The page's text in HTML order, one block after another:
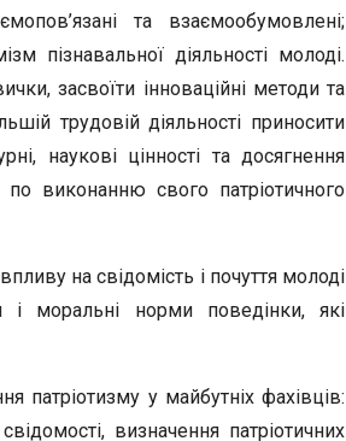
та взаємообумовлені;
пізнавальної діяльності молоді.
засвоїти інноваційні методи та
трудовій діяльності приносити
наукові цінності та досягнення
по виконанню свого патріотичного
на свідомість і почуття молоді
і моральні норми поведінки, які
патріотизму у майбутніх фахівців:
визначення патріотичних